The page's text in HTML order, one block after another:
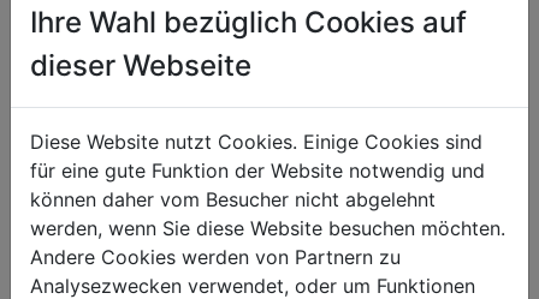
Thekenbereich.
Ihre Wahl bezüglich Cookies auf
dieser Webseite
Diese Website nutzt Cookies. Einige Cookies sind
für eine gute Funktion der Website notwendig und
können daher vom Besucher nicht abgelehnt
werden, wenn Sie diese Website besuchen möchten.
Andere Cookies werden von Partnern zu
Analysezwecken verwendet, oder um Funktionen